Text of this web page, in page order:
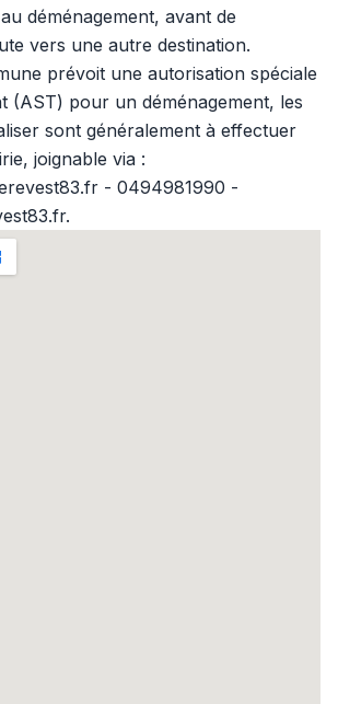
déménagement, avant de
vers une autre destination.
prévoit une autorisation spéciale
(AST) pour un déménagement, les
sont généralement à effectuer
joignable via :
- 0494981990 -